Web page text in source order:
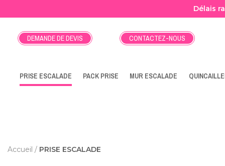
Délais
DEMANDE DE DEVIS CONTACTEZ-NOUS
PRISE ESCALADE PACK PRISE MUR ESCALADE
Accueil PRISE ESCALADE